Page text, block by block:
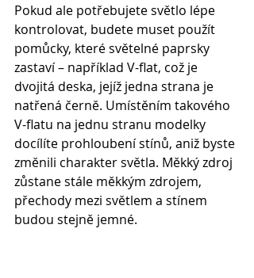
Pokud ale potřebujete světlo lépe
kontrolovat, budete muset použít
pomůcky, které světelné paprsky
zastaví – například V-flat, což je
dvojitá deska, jejíž jedna strana je
natřená černě. Umístěním takového
V-flatu na jednu stranu modelky
docílíte prohloubení stínů, aniž byste
změnili charakter světla. Měkký zdroj
zůstane stále měkkým zdrojem,
přechody mezi světlem a stínem
budou stejně jemné.